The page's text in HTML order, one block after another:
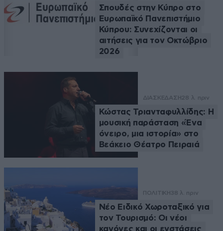
Σπουδές στην Κύπρο στο
Ευρωπαϊκό Πανεπιστήμιο
Κύπρου: Συνεχίζονται οι
αιτήσεις για τον Οκτώβριο
2026
ΔΙΑΣΚΕΔΑΣΗ28 λ. πριν
Κώστας Τριανταφυλλίδης: Η
μουσική παράσταση «Ένα
όνειρο, μια ιστορία» στο
Βεάκειο Θέατρο Πειραιά
ΠΟΛΙΤΙΚΗ38 λ. πριν
Νέο Ειδικό Χωροταξικό για
τον Τουρισμό: Οι νέοι
κανόνες και οι ενστάσεις